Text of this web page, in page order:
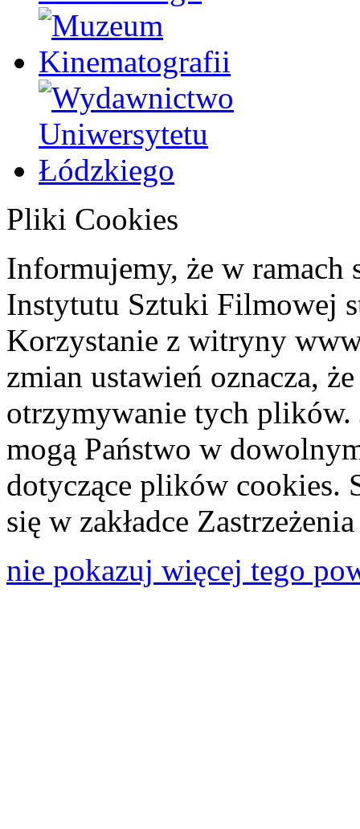
Pliki Cookies
Informujemy, że w ramach
Instytutu Sztuki Filmowej
Korzystanie z witryny
zmian ustawień oznacza,
otrzymywanie tych plików.
mogą Państwo w
dotyczące plików cookies.
się w zakładce
nie pokazuj więcej tego